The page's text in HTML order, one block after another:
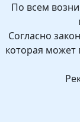
По всем
Согласно
которая